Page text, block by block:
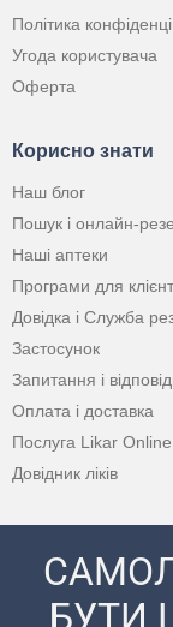
Політика
Угода користувача
Оферта
Корисно знати
Наш блог
Пошук і онлайн-
Наші аптеки
Програми для
Довідка і Служба
Застосунок
Запитання і відповіді
Оплата і доставка
Послуга Likar Online
Довідник ліків